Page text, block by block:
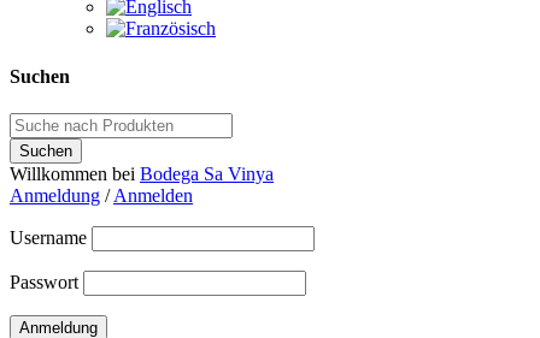
Suchen
Willkommen bei Bodega Sa Vinya
Anmeldung /Anmelden
Username
Passwort